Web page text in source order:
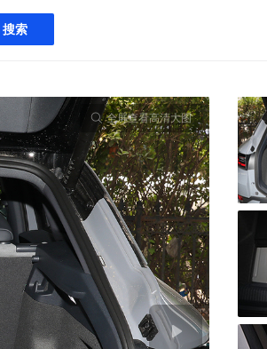
搜索
全屏查看高清大图